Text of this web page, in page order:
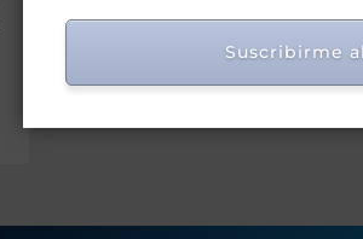
Suscribirme